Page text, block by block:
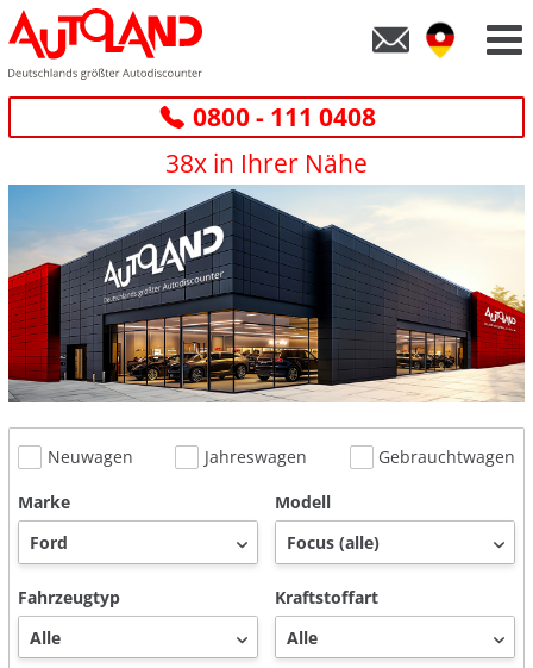
0800 - 111 0408
38x in Ihrer Nähe
Neuwagen Jahreswagen
Gebrauchtwagen
Marke
Modell
Fahrzeugtyp Kraftstoffart